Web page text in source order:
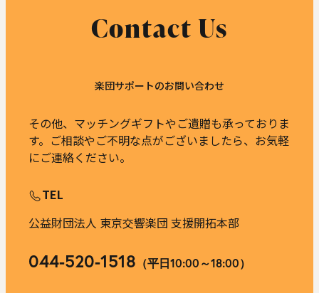
Contact Us
楽団サポートのお問い合わせ
その他、マッチングギフトやご遺贈も承っておりま
す。ご相談やご不明な点がございましたら、お気軽
にご連絡ください。
TEL
公益財団法人 東京交響楽団 支援開拓本部
044-520-1518 （平日10:00～18:00）